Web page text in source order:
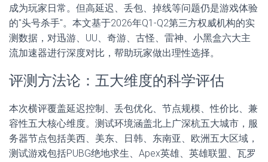
成为玩家日常。但高延迟、丢包、掉线等问题仍是游戏体验
的"头号杀手"。本文基于2026年Q1-Q2第三方权威机构的实
测数据，对迅游、UU、奇游、古怪、雷神、小黑盒六大主
流加速器进行深度对比，帮助玩家做出理性选择。
评测方法论：五大维度的科学评估
本次横评覆盖延迟控制、丢包优化、节点规模、性价比、兼
容性五大核心维度。测试环境涵盖北上广深杭五大城市，服
务器节点包括美西、美东、日韩、东南亚、欧洲五大区域，
测试游戏包括PUBG绝地求生、Apex英雄、英雄联盟、瓦罗